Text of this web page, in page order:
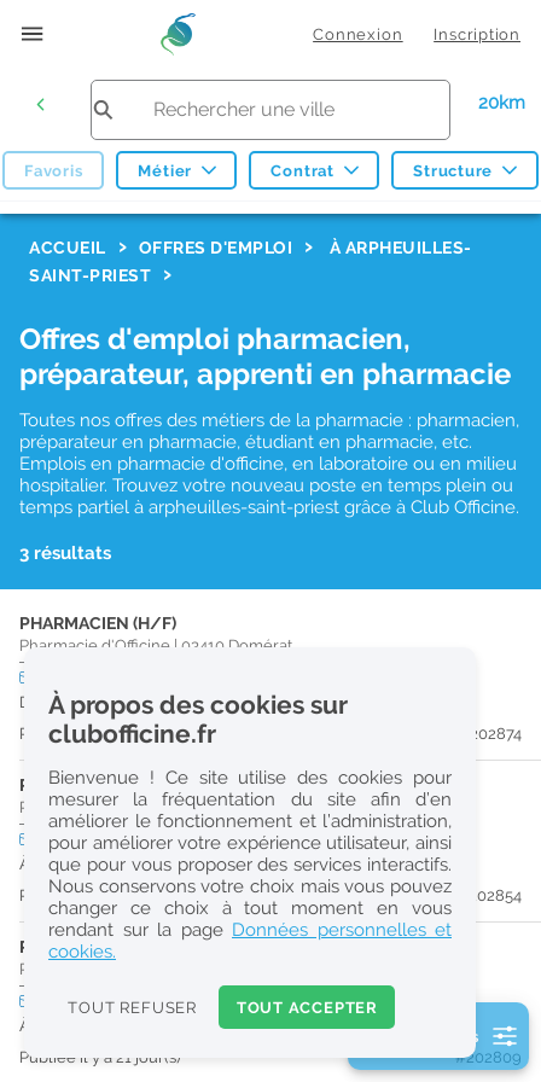
Connexion Inscription
20km
Favoris Métier Contrat Structure
Réinitialiser
2
0
k
Consulter les offres de la France d'outre-mer
ACCUEIL OFFRES D'EMPLOI
À ARPHEUILLES-
SAINT-PRIEST
Offres d'emploi pharmacien,
préparateur, apprenti en pharmacie
Toutes nos offres des métiers de la pharmacie : pharmacien,
préparateur en pharmacie, étudiant en pharmacie, etc.
Emplois en pharmacie d'officine, en laboratoire ou en milieu
hospitalier. Trouvez votre nouveau poste en temps plein ou
temps partiel à arpheuilles-saint-priest grâce à Club Officine.
3 résultats
PHARMACIEN (H/F)
Pharmacie d'Officine | 03410 Domérat
Dès que possible
Publiée il y a 21 jour(s)
#202874
PHARMACIEN (H/F)
Pharmacie d'Officine|03100Montluçon
CDI temps plein
À partir du 30/09/26
Publiée il y a 21 jour(s)
#202854
PHARMACIEN (H/F)
Pharmacie d'Officine
CDItemps plein
À partir du 30/08/26
URGENT
Publiée il y a 21 jour(s) #202809
2 filtre(s) actifs
À propos des cookies sur
clubofficine.fr
Bienvenue ! Ce site utilise des cookies pour
mesurer la fréquentation du site afin d’en
améliorer le fonctionnement et l’administration,
pour améliorer votre expérience utilisateur, ainsi
que pour vous proposer des services interactifs.
Nous conservons votre choix mais vous pouvez
changer ce choix à tout moment en vous
rendant sur la page Données personnelles et
cookies.
TOUT REFUSER TOUT ACCEPTER